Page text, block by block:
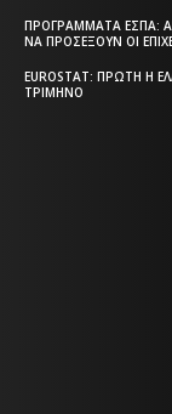
ΠΡΟΓΡΆΜΜΑΤΑ EΣΠΑ:
ΝΑ ΠΡΟΣΈΞΟΥΝ ΟΙ
EUROSTAT: ΠΡΏΤΗ Η
ΤΡΊΜΗΝΟ